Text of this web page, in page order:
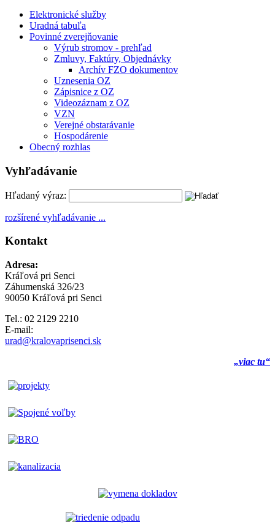
Elektronické služby
Uradná tabuľa
Povinné zverejňovanie
Výrub stromov - prehľad
Zmluvy, Faktúry, Objednávky
Archív FZO dokumentov
Uznesenia OZ
Zápisnice z OZ
Videozáznam z OZ
VZN
Verejné obstarávanie
Hospodárenie
Obecný rozhlas
Vyhľadávanie
Hľadaný výraz:
rozšírené vyhľadávanie ...
Kontakt
Adresa:
Kráľová pri Senci
Záhumenská 326/23
90050 Kráľová pri Senci
Tel.: 02 2129 2210
E-mail:
urad@kralovaprisenci.sk
„viac tu“